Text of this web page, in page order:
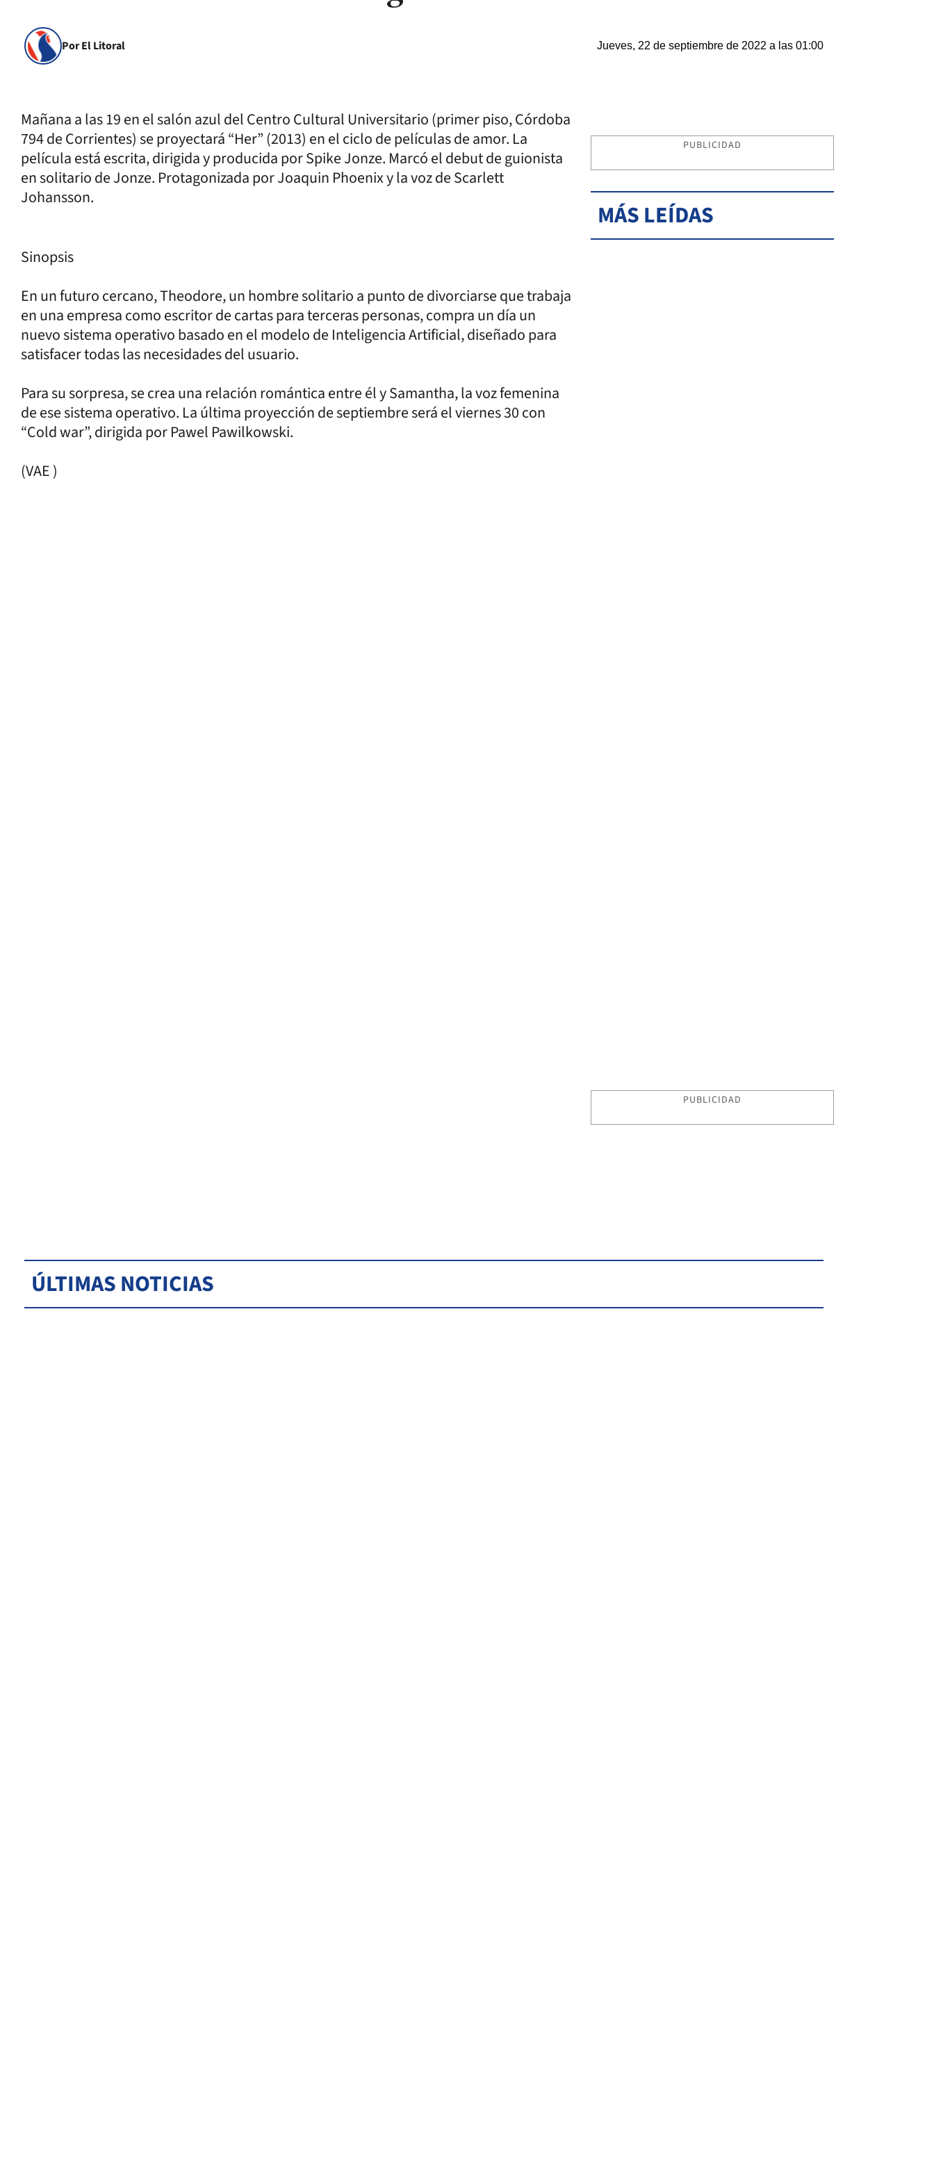
Por El Litoral Jueves, 22 de septiembre de 2022 a las 01:00
Mañana a las 19 en el salón azul del Centro Cultural Universitario (primer piso, Córdoba
794 de Corrientes) se proyectará “Her” (2013) en el ciclo de películas de amor. La
película está escrita, dirigida y producida por Spike Jonze. Marcó el debut de guionista
en solitario de Jonze. Protagonizada por Joaquin Phoenix y la voz de Scarlett
Johansson.
Sinopsis
En un futuro cercano, Theodore, un hombre solitario a punto de divorciarse que trabaja
en una empresa como escritor de cartas para terceras personas, compra un día un
nuevo sistema operativo basado en el modelo de Inteligencia Artificial, diseñado para
satisfacer todas las necesidades del usuario.
Para su sorpresa, se crea una relación romántica entre él y Samantha, la voz femenina
de ese sistema operativo. La última proyección de septiembre será el viernes 30 con
“Cold war”, dirigida por Pawel Pawilkowski.
(VAE )
PUBLICIDAD
MÁS LEÍDAS
PUBLICIDAD
ÚLTIMAS NOTICIAS